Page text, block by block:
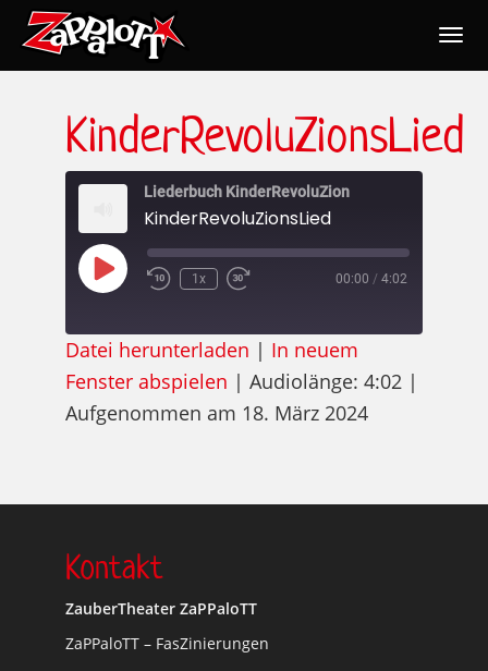
KinderRevoluZionsLied
Liederbuch KinderRevoluZion
KinderRevoluZionsLied
Play
Episode
1x 00:00 / 4:02
Datei herunterladen | In neuem
Fenster abspielen | Audiolänge: 4:02 |
Aufgenommen am 18. März 2024
Kontakt
ZauberTheater ZaPPaloTT
ZaPPaloTT – FasZinierungen